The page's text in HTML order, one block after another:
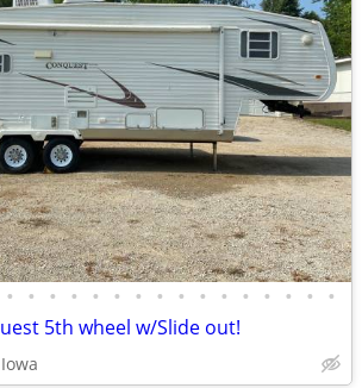
• • • • • • • • • • • • • • • •
5th wheel w/Slide out!